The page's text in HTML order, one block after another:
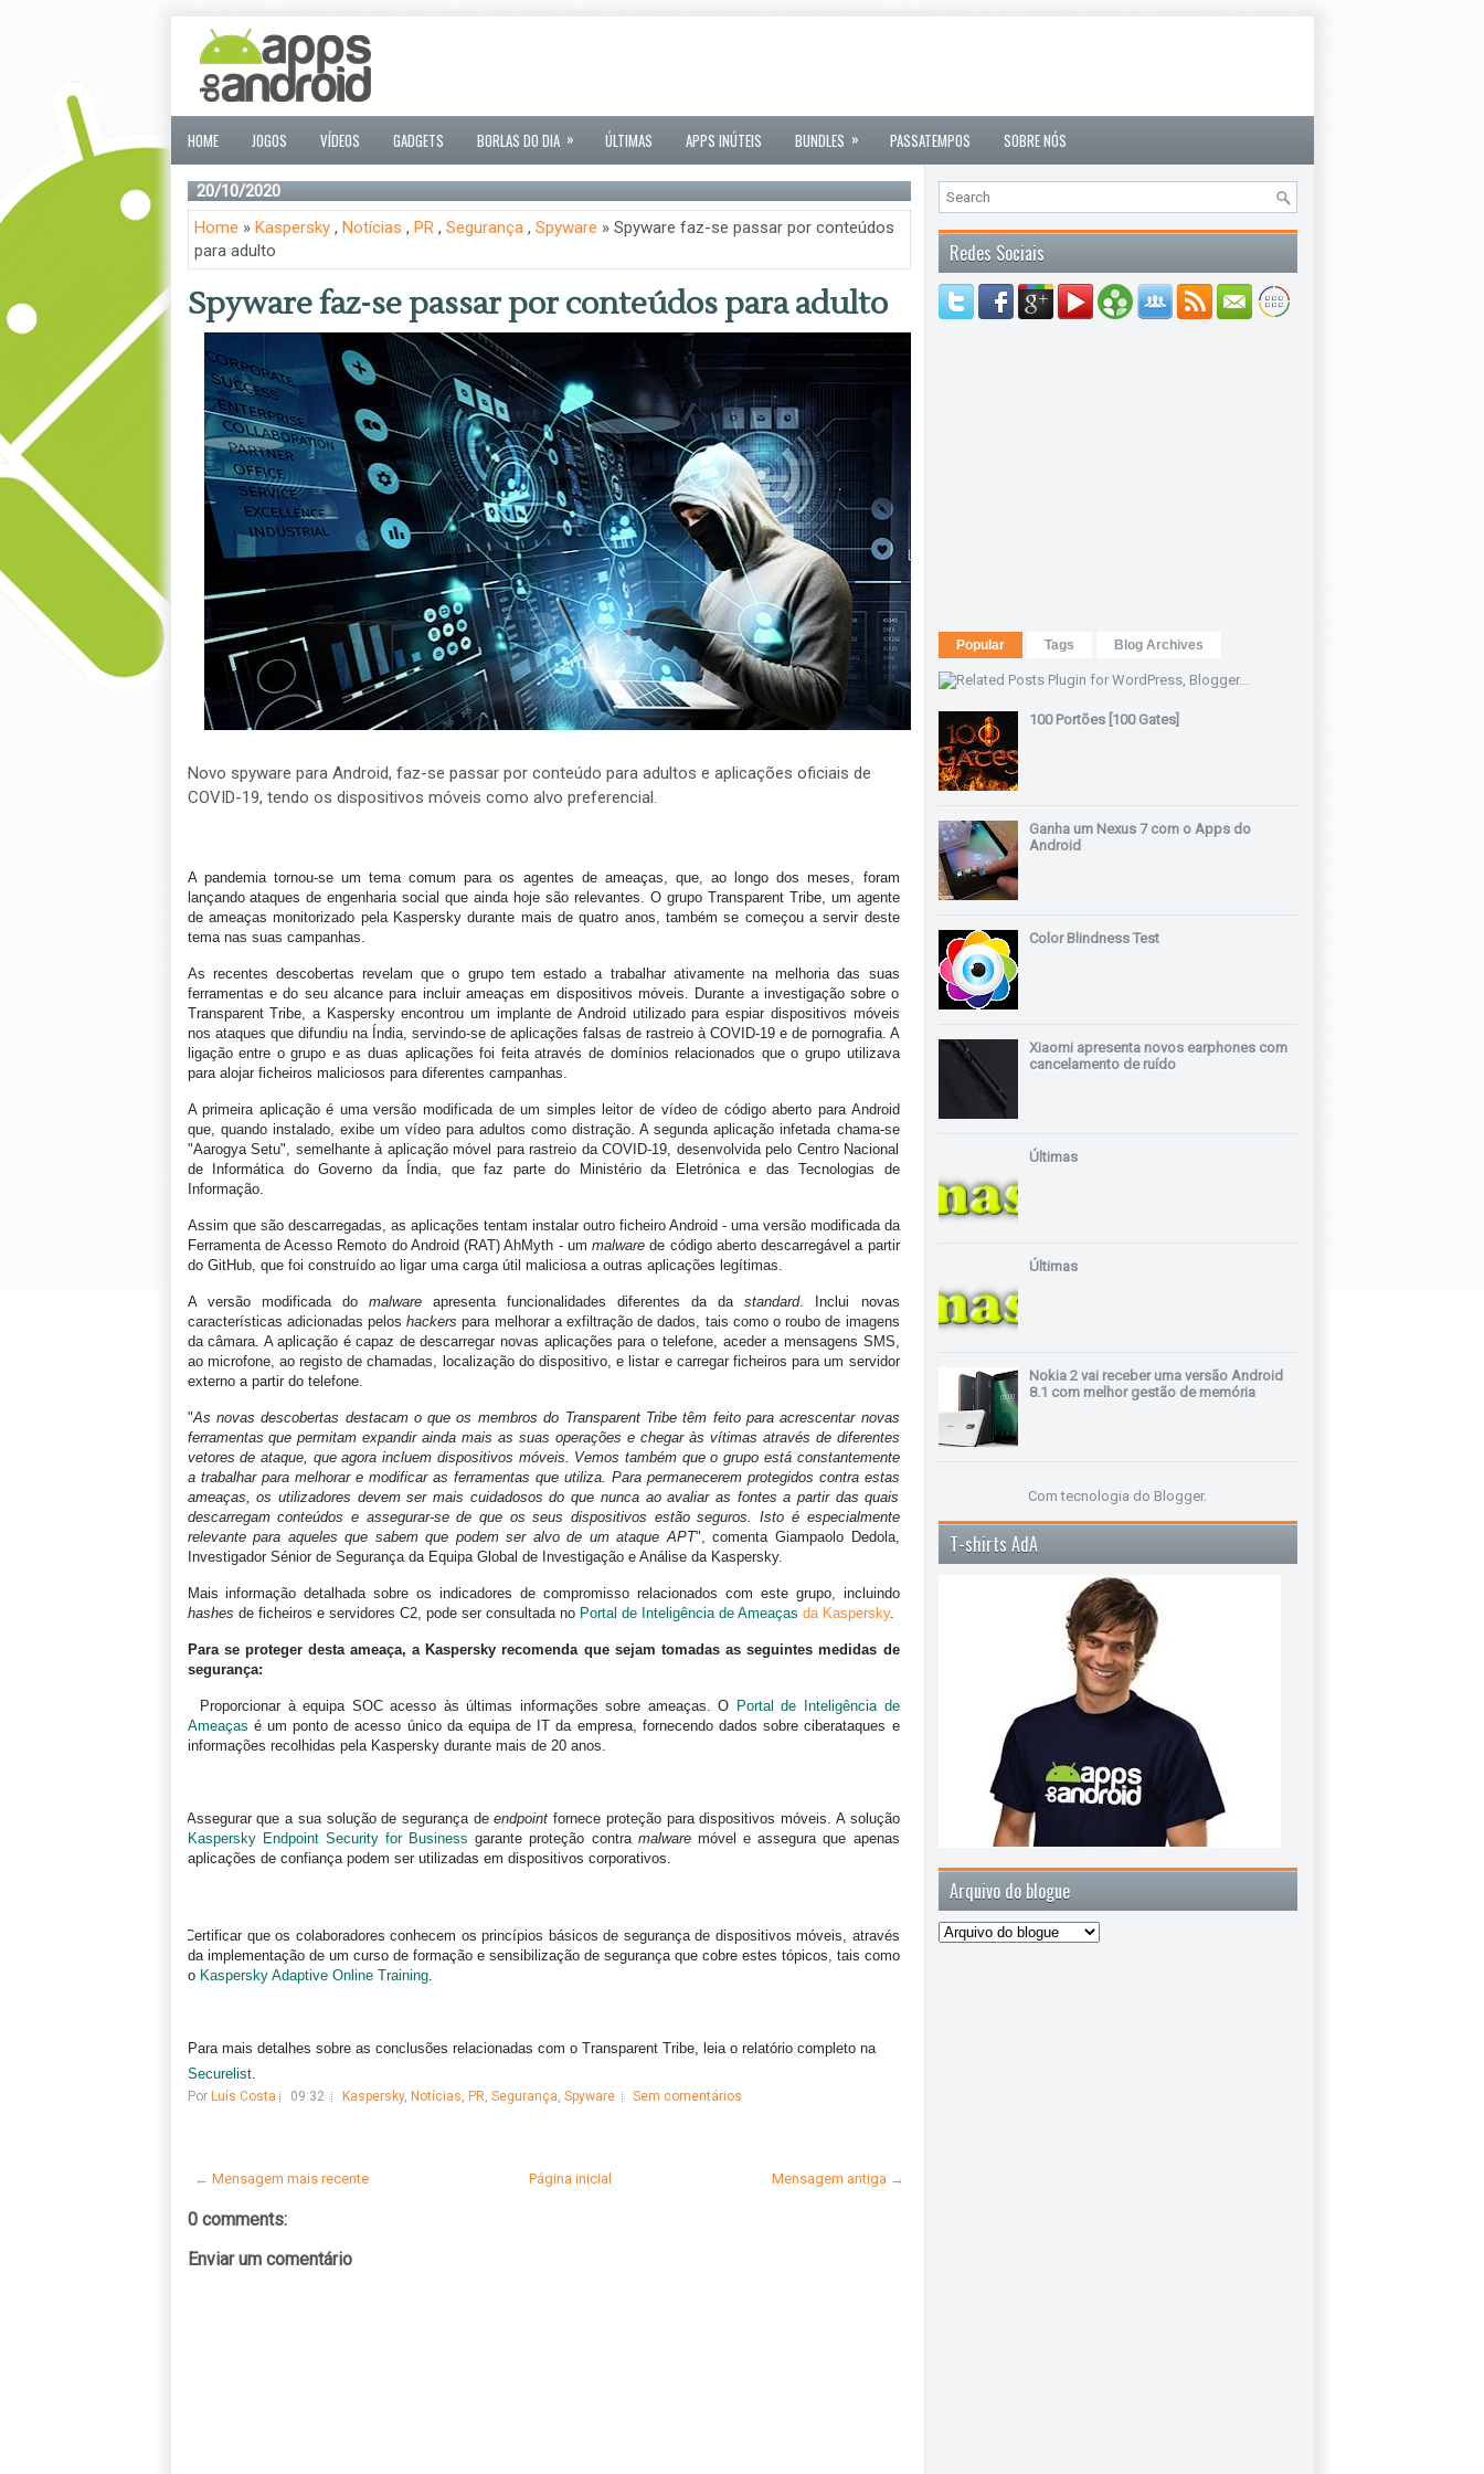
HOME JOGOS VÍDEOS GADGETS BORLAS DO DIA » ÚLTIMAS APPS INÚTEIS BUNDLES » PASSATEMPOS SOBRE NÓS
20/10/2020
Home » Kaspersky, Notícias , PR, Segurança, Spyware » Spyware faz-se passar por conteúdos
para adulto
Spyware faz-se passar por conteúdos para adulto
Novo spyware para Android, faz-se passar por conteúdo para adultos e aplicações oficiais de
COVID-19, tendo os dispositivos móveis como alvo preferencial.
A pandemia tornou-se um tema comum para os agentes de ameaças, que, ao longo dos meses, foram
lançando ataques de engenharia social que ainda hoje são relevantes. O grupo Transparent Tribe, um agente
de ameaças monitorizado pela Kaspersky durante mais de quatro anos, também se começou a servir deste
tema nas suas campanhas.
As recentes descobertas revelam que o grupo tem estado a trabalhar ativamente na melhoria das suas
ferramentas e do seu alcance para incluir ameaças em dispositivos móveis. Durante a investigação sobre o
Transparent Tribe, a Kaspersky encontrou um implante de Android utilizado para espiar dispositivos móveis
nos ataques que difundiu na Índia, servindo-se de aplicações falsas de rastreio à COVID-19 e de pornografia. A
ligação entre o grupo e as duas aplicações foi feita através de domínios relacionados que o grupo utilizava
para alojar ficheiros maliciosos para diferentes campanhas.
A primeira aplicação é uma versão modificada de um simples leitor de vídeo de código aberto para Android
que, quando instalado, exibe um vídeo para adultos como distração. A segunda aplicação infetada chama-se
"Aarogya Setu", semelhante à aplicação móvel para rastreio da COVID-19, desenvolvida pelo Centro Nacional
de Informática do Governo da Índia, que faz parte do Ministério da Eletrónica e das Tecnologias de
Informação.
Assim que são descarregadas, as aplicações tentam instalar outro ficheiro Android - uma versão modificada da
Ferramenta de Acesso Remoto do Android (RAT) AhMyth - um malware de código aberto descarregável a partir
do GitHub, que foi construído ao ligar uma carga útil maliciosa a outras aplicações legítimas.
A versão modificada do malwareapresenta funcionalidades diferentes da dastandard. Inclui novas
características adicionadas peloshackers para melhorar a exfiltração de dados, tais como o roubo de imagens
da câmara. A aplicação é capaz de descarregar novas aplicações para o telefone, aceder a mensagens SMS,
ao microfone, ao registo de chamadas, localização do dispositivo, e listar e carregar ficheiros para um servidor
externo a partir do telefone.
"As novas descobertas destacam o que os membros do Transparent Tribe têm feito para acrescentar novas
ferramentas que permitam expandir ainda mais as suas operações e chegar às vítimas através de diferentes
vetores de ataque, que agora incluem dispositivos móveis. Vemos também que o grupo está constantemente
a trabalhar para melhorar e modificar as ferramentas que utiliza. Para permanecerem protegidos contra estas
ameaças, os utilizadores devem ser mais cuidadosos do que nunca ao avaliar as fontes a partir das quais
descarregam conteúdos e assegurar-se de que os seus dispositivos estão seguros. Isto é especialmente
relevante para aqueles que sabem que podem ser alvo de um ataque APT", comenta Giampaolo Dedola,
Investigador Sénior de Segurança da Equipa Global de Investigação e Análise da Kaspersky.
Mais informação detalhada sobre os indicadores de compromisso relacionados com este grupo, incluindo
hashes de ficheiros e servidores C2, pode ser consultada no Portal de Inteligência de Ameaças da Kaspersky.
Para se proteger desta ameaça, a Kaspersky recomenda que sejam tomadas as seguintes medidas de
segurança:
Proporcionar à equipa SOC acesso às últimas informações sobre ameaças. O Portal de Inteligência de
Ameaças é um ponto de acesso único da equipa de IT da empresa, fornecendo dados sobre ciberataques e
informações recolhidas pela Kaspersky durante mais de 20 anos.
Assegurar que a sua solução de segurança deendpoint fornece proteção para dispositivos móveis. A solução
Kaspersky Endpoint Security for Business garante proteção contra malwaremóvel e assegura que apenas
aplicações de confiança podem ser utilizadas em dispositivos corporativos.
Certificar que os colaboradores conhecem os princípios básicos de segurança de dispositivos móveis, através
da implementação de um curso de formação e sensibilização de segurança que cobre estes tópicos, tais como
o Kaspersky Adaptive Online Training.
Para mais detalhes sobre as conclusões relacionadas com o Transparent Tribe, leia o relatório completo na
Securelist.
Por Luís Costa 09:32 Kaspersky, Notícias, PR, Segurança, Spyware Sem comentários
← Mensagem mais recente Mensagem antiga →
Página inicial
0 comments:
Enviar um comentário
Redes Sociais
Popular Tags Blog Archives
100 Portões [100 Gates]
Ganha um Nexus 7 com o Apps do
Android
Color Blindness Test
Xiaomi apresenta novos earphones com
cancelamento de ruído
Últimas
Últimas
Nokia 2 vai receber uma versão Android
8.1 com melhor gestão de memória
Com tecnologia do Blogger.
T-shirts AdA
Arquivo do blogue